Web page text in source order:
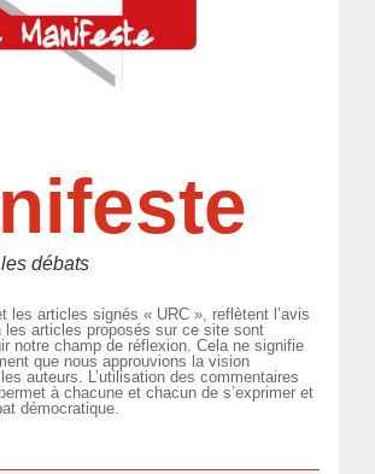
débats
les articles signés « URC », reflètent l’avis
les articles proposés sur ce site sont
notre champ de réflexion. Cela ne signifie
que nous approuvions la vision
auteurs. L’utilisation des commentaires
à chacune et chacun de s’exprimer et
démocratique.